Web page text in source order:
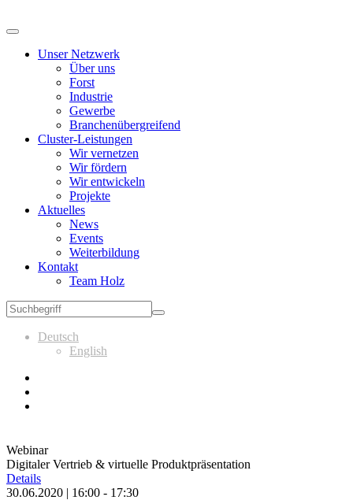
Unser Netzwerk
Über uns
Forst
Industrie
Gewerbe
Branchenübergreifend
Cluster-Leistungen
Wir vernetzen
Wir fördern
Wir entwickeln
Projekte
Aktuelles
News
Events
Weiterbildung
Kontakt
Team Holz
Deutsch
English
Webinar
Digitaler Vertrieb & virtuelle Produktpräsentation
Details
30.06.2020 | 16:00 - 17:30